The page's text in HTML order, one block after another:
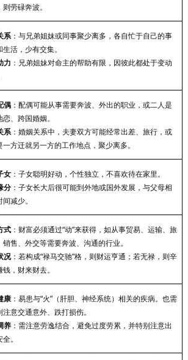
则劳碌奔波。
系：与兄弟姐妹或同事聚少离多，各自忙于自己的事
生活，少有交集。
力 ：兄弟姐妹对命主的帮助有限，因彼此都处于变动
偶：配偶可能从事需要奔波、外出的职业，或二人是
恋、跨国婚姻。
系：婚姻关系中，夫妻双方可能经常出差、旅行，或
一方迁就另一方的工作地点，聚少离多。
女：子女聪明好动，个性独立，不喜欢待在家里。
分：子女长大后很可能到外地或国外发展，与父母相
减少。
式：财富必须通过“动”来获得，如从事贸易、运输、旅
销售、外交等需要奔波、沟通的行业。
况：若构成“禄马交驰”格，则财运亨通；若无禄，则辛
钱，财来财去。
康：易患与“火”（肝胆、神经系统）相关的疾病。也需
注意交通意外、跌打损伤。
养：需注意劳逸结合，避免过度劳累，并特别注意出
。